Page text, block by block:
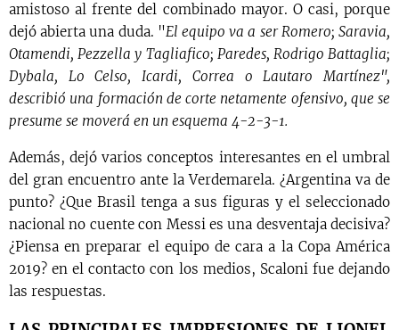
amistoso al frente del combinado mayor. O casi, porque
dejó abierta una duda. "El equipo va a ser Romero; Saravia,
Otamendi, Pezzella y Tagliafico; Paredes, Rodrigo Battaglia;
Dybala, Lo Celso, Icardi, Correa o Lautaro Martínez",
describió una formación de corte netamente ofensivo, que se
presume se moverá en un esquema 4-2-3-1.
Además, dejó varios conceptos interesantes en el umbral
del gran encuentro ante la Verdemarela. ¿Argentina va de
punto? ¿Que Brasil tenga a sus figuras y el seleccionado
nacional no cuente con Messi es una desventaja decisiva?
¿Piensa en preparar el equipo de cara a la Copa América
2019? en el contacto con los medios, Scaloni fue dejando
las respuestas.